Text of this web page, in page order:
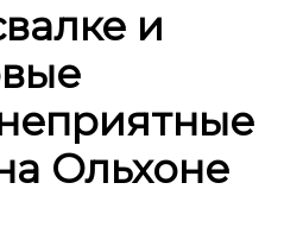
и
Ольхоне